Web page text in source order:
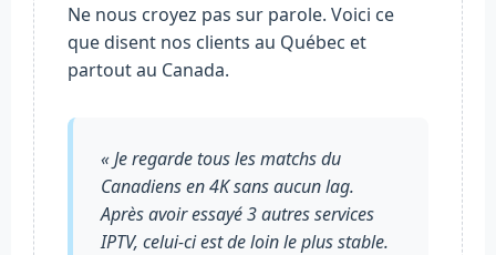
Ne nous croyez pas sur parole. Voici ce
que disent nos clients au Québec et
partout au Canada.
« Je regarde tous les matchs du
Canadiens en 4K sans aucun lag.
Après avoir essayé 3 autres services
IPTV, celui-ci est de loin le plus stable.